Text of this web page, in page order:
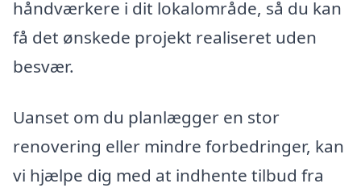
håndværkere i dit lokalområde, så du kan
få det ønskede projekt realiseret uden
besvær.
Uanset om du planlægger en stor
renovering eller mindre forbedringer, kan
vi hjælpe dig med at indhente tilbud fra